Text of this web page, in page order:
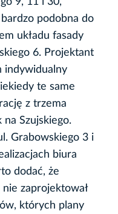
podobna do
układu fasady
6. Projektant
indywidualny
te same
z trzema
na Szujskiego.
Grabowskiego 3 i
biura
dodać, że
zaprojektował
których plany